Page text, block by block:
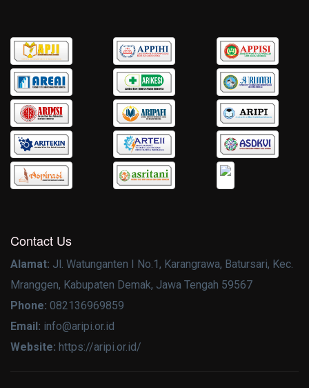
Contact Us
Alamat: Jl. Watunganten I No.1, Karangrawa, Batursari, Kec.
Mranggen, Kabupaten Demak, Jawa Tengah 59567
Phone: 082136969859
Email: info@aripi.or.id
Website: https://aripi.or.id/